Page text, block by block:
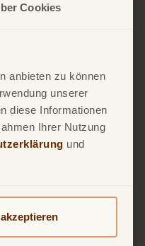
Cookies
anbieten zu können
unserer
diese Informationen
Ihrer Nutzung
und
das den
sowie
per E-